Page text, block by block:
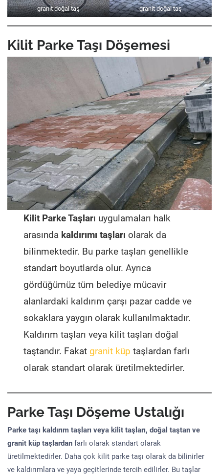
granit doğal taş granit doğal taş
Kilit Parke Taşı Döşemesi
Kilit Parke Taşları uygulamaları halk
arasında kaldırımı taşları olarak da
bilinmektedir. Bu parke taşları genellikle
standart boyutlarda olur. Ayrıca
gördüğümüz tüm belediye mücavir
alanlardaki kaldırım çarşı pazar cadde ve
sokaklara yaygın olarak kullanılmaktadır.
Kaldırım taşları veya kilit taşları doğal
taştandır. Fakat granit küp taşlardan farlı
olarak standart olarak üretilmektedirler.
Parke Taşı Döşeme Ustalığı
Parke taşı kaldırım taşları veya kilit taşları, doğal taştan ve
granit küp taşlardan farlı olarak standart olarak
üretilmektedirler. Daha çok kilit parke taşı olarak da bilinirler
ve kaldırımlara ve yaya geçitlerinde tercih edilirler. Bu taşlar